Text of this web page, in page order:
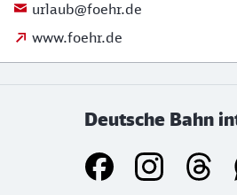
urlaub@foehr.de
www.foehr.de
Deutsche Bahn